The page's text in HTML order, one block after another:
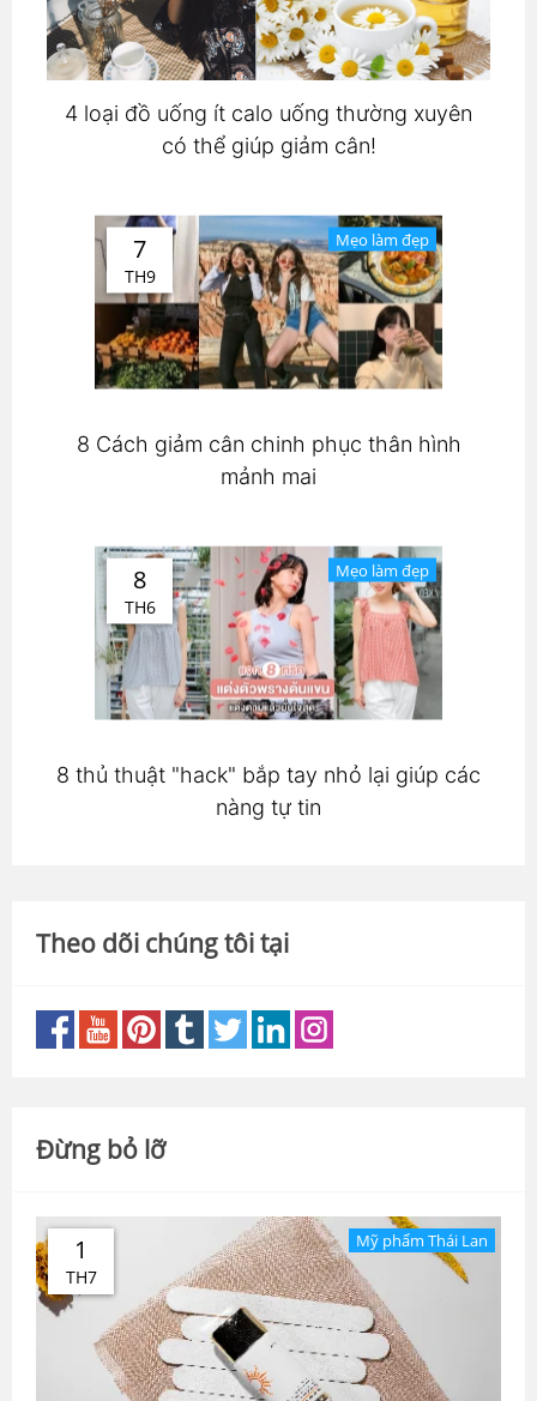
4 loại đồ uống ít calo uống thường xuyên
có thể giúp giảm cân!
7
TH9
Mẹo làm đẹp
8 Cách giảm cân chinh phục thân hình
mảnh mai
8
TH6
Mẹo làm đẹp
8 thủ thuật "hack" bắp tay nhỏ lại giúp các
nàng tự tin
Theo dõi chúng tôi tại
Đừng bỏ lỡ
1
TH7
Mỹ phẩm Thái Lan